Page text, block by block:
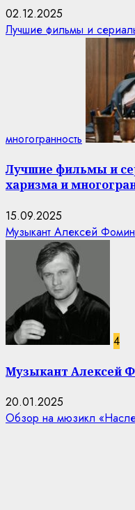
02.12.2025
Лучшие фильмы и
многогранность
Лучшие фильмы и
харизма и
15.09.2025
Музыкант Алексей
4
Музыкант Алексей
20.01.2025
Обзор на мюзикл